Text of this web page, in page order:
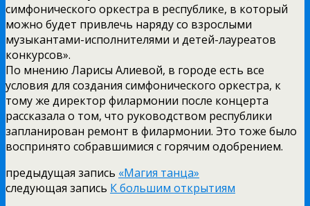
симфонического оркестра в республике, в который
можно будет привлечь наряду со взрослыми
музыкантами-исполнителями и детей-лауреатов
конкурсов».
По мнению Ларисы Алиевой, в городе есть все
условия для создания симфонического оркестра, к
тому же директор филармонии после концерта
рассказала о том, что руководством республики
запланирован ремонт в филармонии. Это тоже было
воспринято собравшимися с горячим одобрением.
предыдущая запись «Магия танца»
следующая запись К большим открытиям